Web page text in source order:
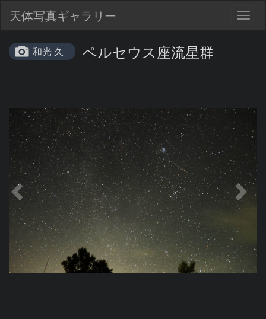
天体写真ギャラリー
和光 久 ペルセウス座流星群